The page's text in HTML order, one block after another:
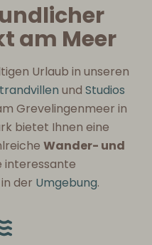
am Meer
Urlaub in unseren
und Studios
Grevelingenmeer in
bietet Ihnen eine
Wander- und
interessante
der Umgebung.